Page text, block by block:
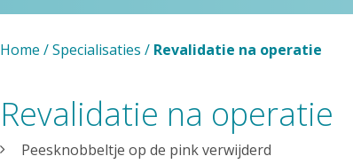
Home /Specialisaties / Revalidatie na operatie
Revalidatie na operatie
Peesknobbeltje op de pink verwijderd